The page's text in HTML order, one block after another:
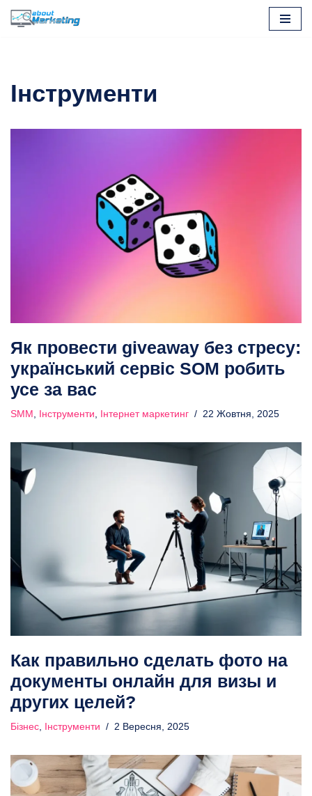
Інструменти
Як провести giveaway без стресу:
український сервіс SOM робить
усе за вас
SMM Інструменти Інтернет маркетинг 22 Жовтня, 2025
Как правильно сделать фото на
документы онлайн для визы и
других целей?
Бізнес, Інструменти 2 Вересня, 2025